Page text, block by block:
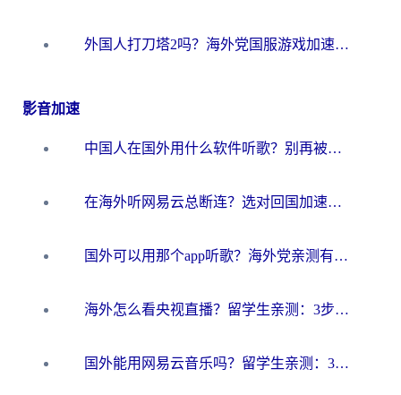
外国人打刀塔2吗？海外党国服游戏加速避坑全攻略
影音加速
中国人在国外用什么软件听歌？别再被地域限制卡脖子，这篇教你轻松解锁国内音乐库
在海外听网易云总断连？选对回国加速器，告别地区限制和卡顿
国外可以用那个app听歌？海外党亲测有效的回国加速方案，轻松听国内音乐听书
海外怎么看央视直播？留学生亲测：3步解决版权限制+追剧自由
国外能用网易云音乐吗？留学生亲测：3步解决海外听歌难题